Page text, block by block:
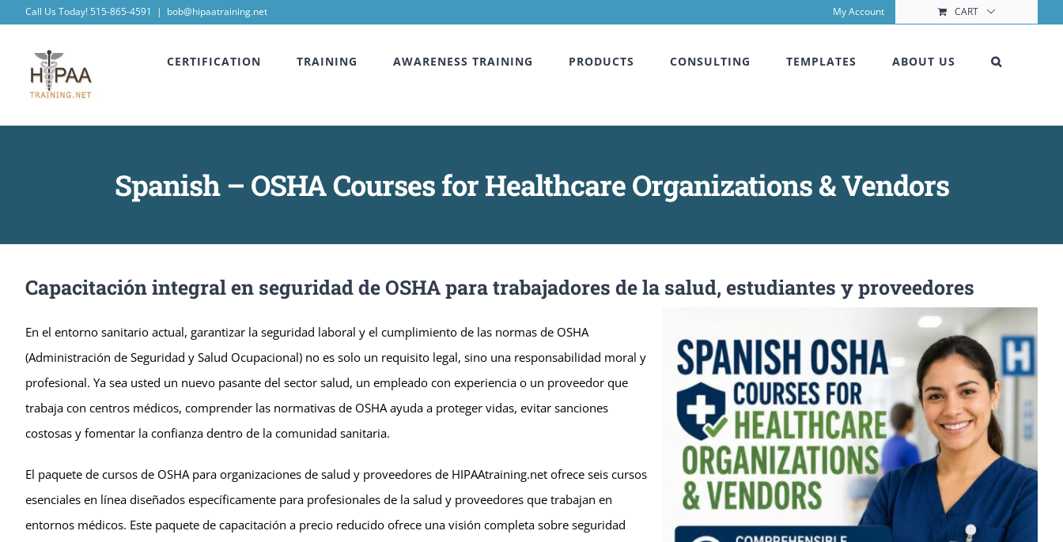
content
Call Us Today! 515-865-4591 | bob@hipaatraining.net My Account CART
CERTIFICATION TRAINING AWARENESS TRAINING PRODUCTS CONSULTING TEMPLATES ABOUT US
Spanish – OSHA Courses for Healthcare Organizations & Vendors
Capacitación integral en seguridad de OSHA para trabajadores de la salud, estudiantes y proveedores
En el entorno sanitario actual, garantizar la seguridad laboral y el cumplimiento de las normas de OSHA
(Administración de Seguridad y Salud Ocupacional) no es solo un requisito legal, sino una responsabilidad moral y
profesional. Ya sea usted un nuevo pasante del sector salud, un empleado con experiencia o un proveedor que
trabaja con centros médicos, comprender las normativas de OSHA ayuda a proteger vidas, evitar sanciones
costosas y fomentar la confianza dentro de la comunidad sanitaria.
El paquete de cursos de OSHA para organizaciones de salud y proveedores de HIPAAtraining.net ofrece seis cursos
esenciales en línea diseñados específicamente para profesionales de la salud y proveedores que trabajan en
entornos médicos. Este paquete de capacitación a precio reducido ofrece una visión completa sobre seguridad